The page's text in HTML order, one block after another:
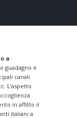
a
guadagno e
canali
L’aspetto
in affitto il
italiani a